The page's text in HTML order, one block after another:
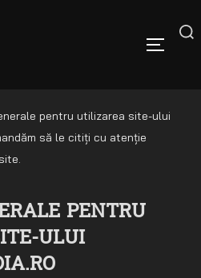
Caută
pentru utilizarea site-ului
să le citiți cu atenție
PENTRU
ULUI